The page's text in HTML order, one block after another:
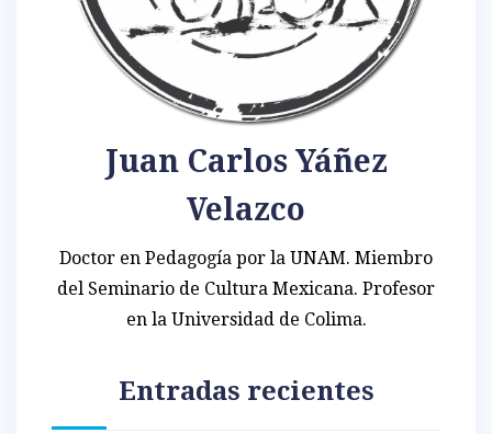
Juan Carlos Yáñez
Velazco
Doctor en Pedagogía por la UNAM. Miembro
del Seminario de Cultura Mexicana. Profesor
en la Universidad de Colima.
Entradas recientes